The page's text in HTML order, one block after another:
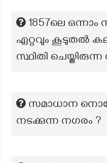
1857ലെ
ഏറ്റവും കൂടുതൽ
സ്ഥിതി
സമാധാന
നടക്കുന്ന നഗരം ?